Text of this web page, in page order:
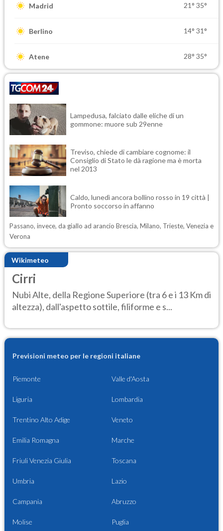
Madrid 21° 35°
Berlino 14° 31°
Atene 28° 35°
Lampedusa, falciato dalle eliche di un
gommone: muore sub 29enne
Treviso, chiede di cambiare cognome: il
Consiglio di Stato le dà ragione ma è morta
nel 2013
Caldo, lunedì ancora bollino rosso in 19 città |
Pronto soccorso in affanno
Passano, invece, da giallo ad arancio Brescia, Milano, Trieste, Venezia e
Verona
Wikimeteo
Cirri
Nubi Alte, della Regione Superiore (tra 6 e i 13 Km di
altezza), dall'aspetto sottile, filiforme e s...
Previsioni meteo per le regioni italiane
Piemonte Valle d'Aosta
Liguria Lombardia
Trentino Alto Adige Veneto
Emilia Romagna Marche
Friuli Venezia Giulia Toscana
Umbria Lazio
Campania Abruzzo
Molise Puglia